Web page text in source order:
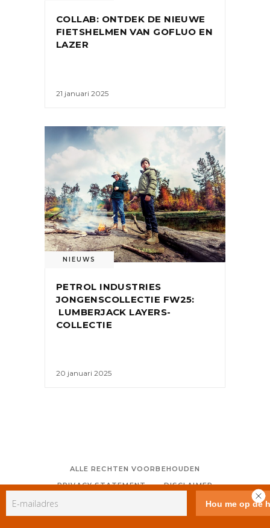
COLLAB: ONTDEK DE NIEUWE
FIETSHELMEN VAN GOFLUO EN
LAZER
21 januari 2025
NIEUWS
PETROL INDUSTRIES
JONGENSCOLLECTIE FW25:
LUMBERJACK LAYERS-
COLLECTIE
20 januari 2025
ALLE RECHTEN VOORBEHOUDEN
PRIVACY STATEMENT
DISCLAIMER
GEBRUIKERSVOORWAARDEN